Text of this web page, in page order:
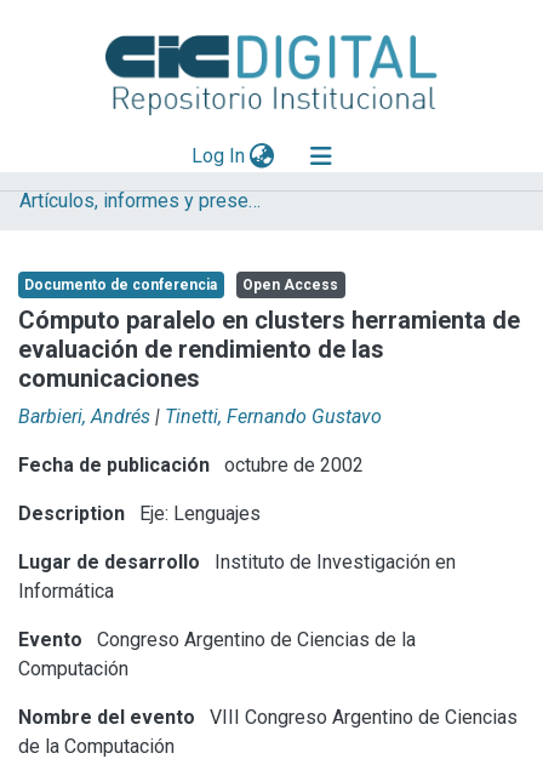
Log In(current)
Explorar
Aportar material
Statistics
Artículos, informes y presentaciones en Congresos
Documento de conferencia Open Access
Cómputo paralelo en clusters herramienta de
evaluación de rendimiento de las
comunicaciones
Barbieri, Andrés | Tinetti, Fernando Gustavo
Fecha de publicación octubre de 2002
Description Eje: Lenguajes
Lugar de desarrollo
Instituto de Investigación en
Informática
Evento
Congreso Argentino de Ciencias de la
Computación
Nombre del evento
VIII Congreso Argentino de Ciencias
de la Computación